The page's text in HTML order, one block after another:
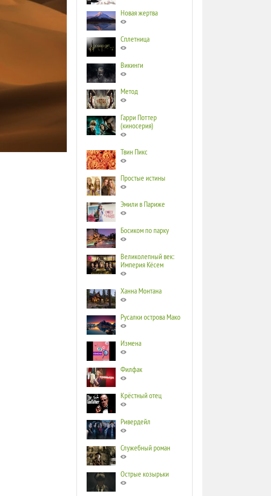
Новая жертва
Сплетница
Викинги
Метод
Гарри Поттер
(киносерия)
Твин Пикс
Простые истины
Эмили в Париже
Босиком по парку
Великолепный век:
Империя Кёсем
Ханна Монтана
Русалки острова Мако
Измена
Филфак
Крёстный отец
Ривердейл
Служебный роман
Острые козырьки